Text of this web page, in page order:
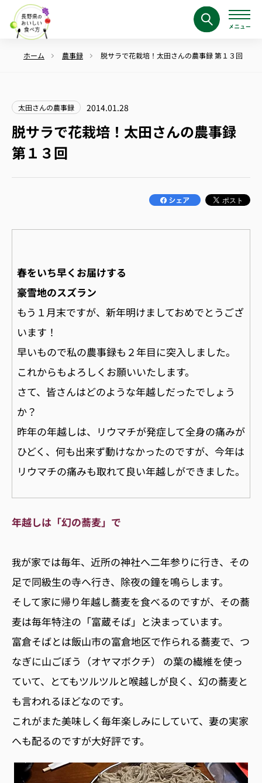
ホーム 農事録 脱サラで花栽培！太田さんの農事録 第１３回
太田さんの農事録 2014.01.28
脱サラで花栽培！太田さんの農事録
第１３回
春をいち早くお届けする
豪雪地のスズラン
もう１月末ですが、新年明けましておめでとうござ
います！
早いもので私の農事録も２年目に突入しました。
これからもよろしくお願いいたします。
さて、皆さんはどのような年越しだったでしょう
か？
昨年の年越しは、リウマチが発症して全身の痛みが
ひどく、何も出来ず動けなかったのですが、今年は
リウマチの痛みも取れて良い年越しができました。
年越しは「幻の蕎麦」で
我が家では毎年、近所の神社へ二年参りに行き、その
足で同級生の寺へ行き、除夜の鐘を鳴らします。
そして家に帰り年越し蕎麦を食べるのですが、その蕎
麦は毎年特注の「富蔵そば」と決まっています。
富倉そばとは飯山市の富倉地区で作られる蕎麦で、つ
なぎに山ごぼう（オヤマボクチ） の葉の繊維を使っ
ていて、とてもツルツルと喉越しが良く、幻の蕎麦と
も言われるほどなのです。
これがまた美味しく毎年楽しみにしていて、妻の実家
へも配るのですが大好評です。